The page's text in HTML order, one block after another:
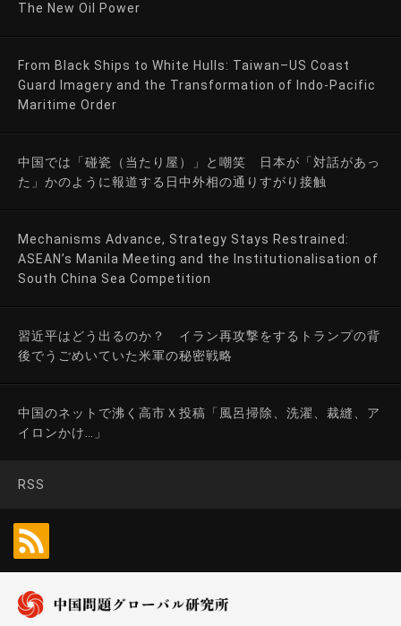
The New Oil Power
From Black Ships to White Hulls: Taiwan–US Coast
Guard Imagery and the Transformation of Indo-Pacific
Maritime Order
中国では「碰瓷（当たり屋）」と嘲笑 日本が「対話があっ
た」かのように報道する日中外相の通りすがり接触
Mechanisms Advance, Strategy Stays Restrained:
ASEAN’s Manila Meeting and the Institutionalisation of
South China Sea Competition
習近平はどう出るのか？ イラン再攻撃をするトランプの背
後でうごめいていた米軍の秘密戦略
中国のネットで沸く高市Ｘ投稿「風呂掃除、洗濯、裁縫、ア
イロンかけ…」
RSS